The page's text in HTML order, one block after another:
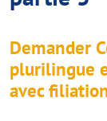
Demander
plurilingue
avec